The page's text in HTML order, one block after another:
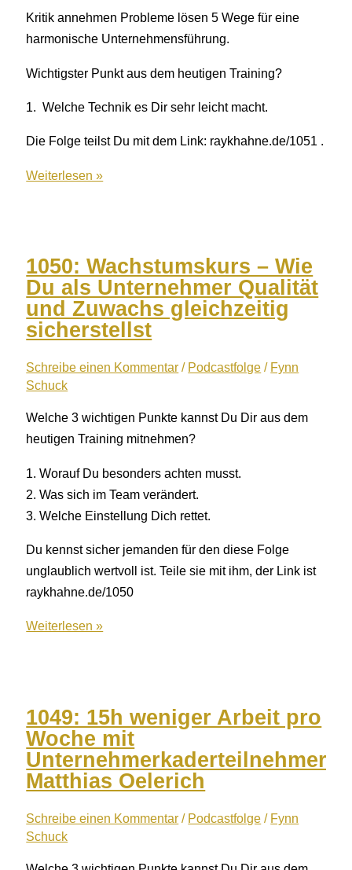
Kritik annehmen Probleme lösen 5 Wege für eine
harmonische Unternehmensführung.
Wichtigster Punkt aus dem heutigen Training?
1. Welche Technik es Dir sehr leicht macht.
Die Folge teilst Du mit dem Link: raykhahne.de/1051 .
1051:
Probleme
lösen
5
Wege
für
eine
harmonische
Weiterlesen »
1050: Wachstumskurs – Wie
Du als Unternehmer Qualität
und Zuwachs gleichzeitig
sicherstellst
Schreibe einen Kommentar / Podcastfolge / Fynn
Schuck
Welche 3 wichtigen Punkte kannst Du Dir aus dem
heutigen Training mitnehmen?
1. Worauf Du besonders achten musst.
2. Was sich im Team verändert.
3. Welche Einstellung Dich rettet.
Du kennst sicher jemanden für den diese Folge
unglaublich wertvoll ist. Teile sie mit ihm, der Link ist
raykhahne.de/1050
1050:
Du
als
Unternehmer
Qualität
und
Zuwachs
gleichzeitig
Weiterlesen »
1049: 15h weniger Arbeit pro
Woche mit
Unternehmerkaderteilnehmer
Matthias Oelerich
Schreibe einen Kommentar / Podcastfolge / Fynn
Schuck